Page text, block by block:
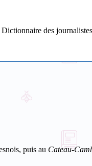
Dictionnaire des
puis au Cateau-